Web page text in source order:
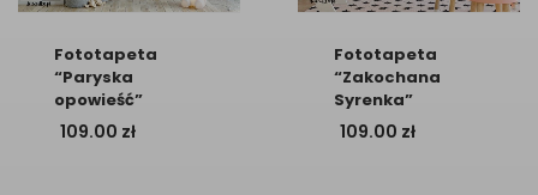
Fototapeta
“Paryska
opowieść”
109.00 zł
Fototapeta
“Zakochana
Syrenka”
109.00 zł